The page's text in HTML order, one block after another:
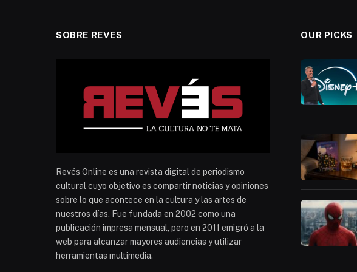
SOBRE REVES
Revés Online es una revista digital de periodismo
cultural cuyo objetivo es compartir noticias y opiniones
sobre lo que acontece en la cultura y las artes de
nuestros días. Fue fundada en 2002 como una
publicación impresa mensual, pero en 2011 emigró a la
web para alcanzar mayores audiencias y utilizar
herramientas multimedia.
OUR PICKS